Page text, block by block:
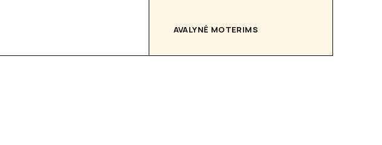
AVALYNĖ MOTERIMS